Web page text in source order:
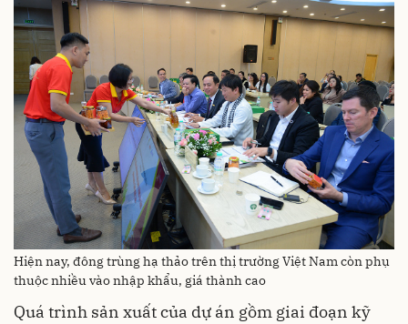
Hiện nay, đông trùng hạ thảo trên thị trường Việt Nam còn phụ
thuộc nhiều vào nhập khẩu, giá thành cao
Quá trình sản xuất của dự án gồm giai đoạn kỹ